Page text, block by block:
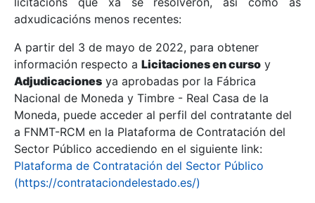
Mostrar/Ocultar
Mostrar/Ocultar
Mostrar/Ocultar
adxudicacións menos recentes:
A partir del 3 de mayo de 2022, para obtener
información respecto a Licitaciones en curso y
Adjudicaciones ya aprobadas por la Fábrica
Nacional de Moneda y Timbre - Real Casa de la
Moneda, puede acceder al perfil del contratante del
a FNMT-RCM en la Plataforma de Contratación del
Sector Público accediendo en el siguiente link:
Plataforma de Contratación del Sector Público
(https://contrataciondelestado.es/)